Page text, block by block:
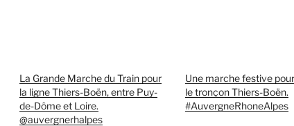
La Grande Marche du Train pour
la ligne Thiers-Boën, entre Puy-
de-Dôme et Loire.
@auvergnerhalpes
Une marche festive
le tronçon Thiers-Boën.
#AuvergneRhoneAlpes